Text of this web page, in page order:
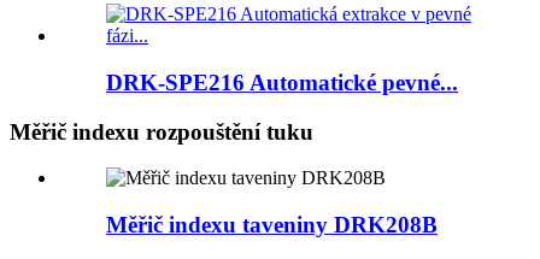
DRK-SPE216 Automatické pevné...
Měřič indexu rozpouštění tuku
Měřič indexu taveniny DRK208B